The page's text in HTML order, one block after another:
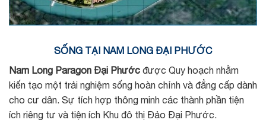
SỐNG TẠI NAM LONG ĐẠI PHƯỚC
Nam Long Paragon Đại Phước được Quy hoạch nhằm
kiến tạo một trải nghiệm sống hoàn chỉnh và đẳng cấp dành
cho cư dân. Sự tích hợp thông minh các thành phần tiện
ích riêng tư và tiện ích Khu đô thị Đảo Đại Phước.